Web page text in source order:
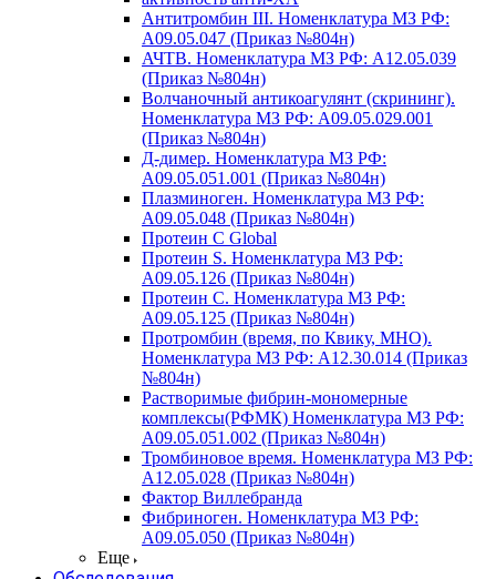
Антитромбин III. Номенклатура МЗ РФ:
A09.05.047 (Приказ №804н)
АЧТВ. Номенклатура МЗ РФ: A12.05.039
(Приказ №804н)
Волчаночный антикоагулянт (скрининг).
Номенклатура МЗ РФ: A09.05.029.001
(Приказ №804н)
Д-димер. Номенклатура МЗ РФ:
A09.05.051.001 (Приказ №804н)
Плазминоген. Номенклатура МЗ РФ:
A09.05.048 (Приказ №804н)
Протеин C Global
Протеин S. Номенклатура МЗ РФ:
A09.05.126 (Приказ №804н)
Протеин С. Номенклатура МЗ РФ:
A09.05.125 (Приказ №804н)
Протромбин (время, по Квику, МНО).
Номенклатура МЗ РФ: A12.30.014 (Приказ
№804н)
Растворимые фибрин-мономерные
комплексы(РФМК) Номенклатура МЗ РФ:
A09.05.051.002 (Приказ №804н)
Тромбиновое время. Номенклатура МЗ РФ:
A12.05.028 (Приказ №804н)
Фактор Виллебранда
Фибриноген. Номенклатура МЗ РФ:
A09.05.050 (Приказ №804н)
Еще